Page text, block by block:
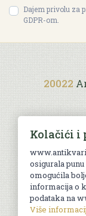
Dajem privolu za
GDPR-om.
20022
Kolačići i
osigurala
omogućila
informacija o
podataka na
Više